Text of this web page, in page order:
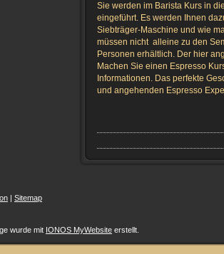
Sie werden im Barista Kurs in
eingeführt. Es werden Ihnen
Siebträger-Maschine und wie
müssen nicht alleine zu den
Personen erhältlich. Der hier
Machen Sie einen Espresso
Informationen. Das perfekte
und angehenden Espresso
| Sitemap
wurde mit IONOS MyWebsite erstellt.